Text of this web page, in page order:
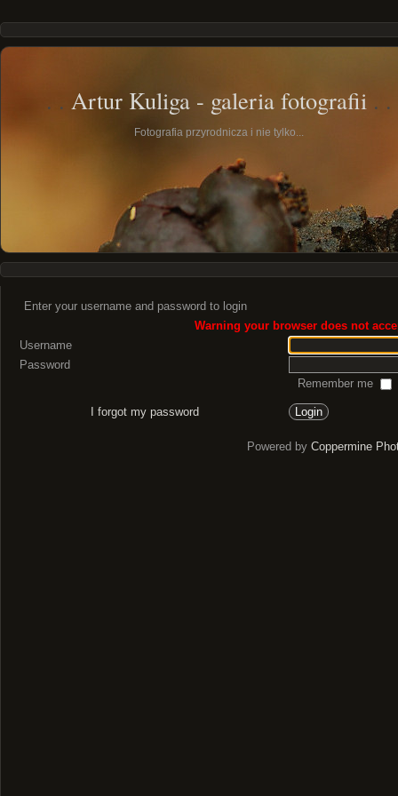
Artur Kuliga - galeria fotografii
Fotografia przyrodnicza i nie tylko...
Enter your username and password to login
Warning your browser does not
Username
Password
Remember me
I forgot my password
Powered by Coppermine